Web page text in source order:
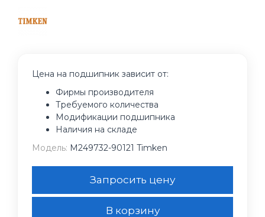
Цена на подшипник зависит от:
Фирмы производителя
Требуемого количества
Модификации подшипника
Наличия на складе
Модель: M249732-90121 Timken
Запросить цену
В корзину